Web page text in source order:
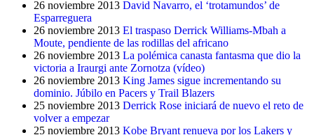
26 noviembre 2013 David Navarro, el ‘trotamundos’ de
Esparreguera
26 noviembre 2013 El traspaso Derrick Williams-Mbah a
Moute, pendiente de las rodillas del africano
26 noviembre 2013 La polémica canasta fantasma que dio la
victoria a Iraurgi ante Zornotza (vídeo)
26 noviembre 2013 King James sigue incrementando su
dominio. Júbilo en Pacers y Trail Blazers
25 noviembre 2013 Derrick Rose iniciará de nuevo el reto de
volver a empezar
25 noviembre 2013 Kobe Bryant renueva por los Lakers y